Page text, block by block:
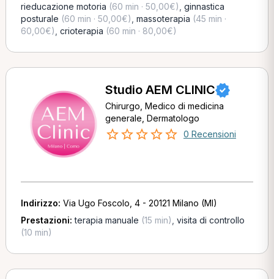
rieducazione motoria (60 min · 50,00€) ginnastica
posturale (60 min · 50,00€) massoterapia (45 min ·
60,00€) crioterapia (60 min · 80,00€)
Studio AEM CLINIC
Chirurgo, Medico di medicina
generale, Dermatologo
0 Recensioni
Indirizzo: Via Ugo Foscolo, 4 - 20121 Milano (MI)
Prestazioni:terapia manuale (15 min) visita di controllo
(10 min)